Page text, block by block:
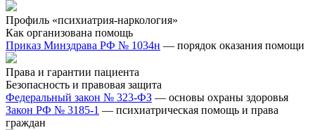
Профиль «психиатрия-наркология»
Как организована помощь
Приказ Минздрава РФ № 1034н — порядок оказания помощи
Права и гарантии пациента
Безопасность и правовая защита
Федеральный закон № 323-ФЗ — основы охраны здоровья
Закон РФ № 3185-1 — психиатрическая помощь и права
граждан